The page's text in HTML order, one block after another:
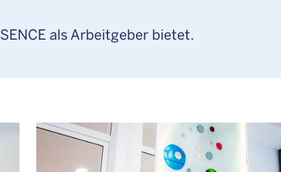
als Arbeitgeber bietet.